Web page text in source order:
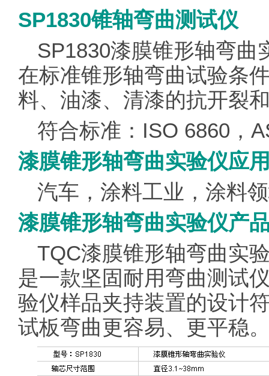
SP1830锥轴弯曲测试仪
SP1830漆膜锥形轴弯曲
在标准锥形轴弯曲试验条
料、油漆、清漆的抗开裂
符合标准：ISO 6860，
漆膜锥形轴弯曲实验仪应
汽车，涂料工业，涂料
漆膜锥形轴弯曲实验仪产
TQC漆膜锥形轴弯曲实
是一款坚固耐用弯曲测试
验仪样品夹持装置的设计
试板弯曲更容易、更平稳